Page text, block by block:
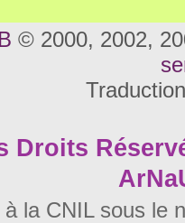
© 2000, 2002,
Droits
la CNIL sous le